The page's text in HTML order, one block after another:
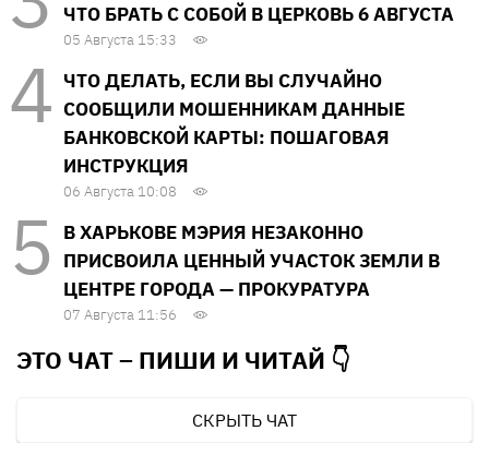
ЧТО БРАТЬ С СОБОЙ В ЦЕРКОВЬ 6 АВГУСТА
05 Августа 15:33
ЧТО ДЕЛАТЬ, ЕСЛИ ВЫ СЛУЧАЙНО
СООБЩИЛИ МОШЕННИКАМ ДАННЫЕ
БАНКОВСКОЙ КАРТЫ: ПОШАГОВАЯ
ИНСТРУКЦИЯ
06 Августа 10:08
В ХАРЬКОВЕ МЭРИЯ НЕЗАКОННО
ПРИСВОИЛА ЦЕННЫЙ УЧАСТОК ЗЕМЛИ В
ЦЕНТРЕ ГОРОДА — ПРОКУРАТУРА
07 Августа 11:56
ЭТО ЧАТ – ПИШИ И ЧИТАЙ 👇
СКРЫТЬ ЧАТ